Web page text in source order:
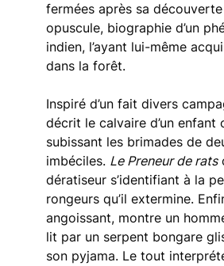
fermées après sa découverte
opuscule, biographie d’un
indien, l’ayant lui-même
dans la forêt.
Inspiré d’un fait divers
décrit le calvaire d’un enfant
subissant les brimades de
imbéciles. Le Preneur de rats
dératiseur s’identifiant à la
rongeurs qu’il extermine.
angoissant, montre un
lit par un serpent bongare
son pyjama. Le tout